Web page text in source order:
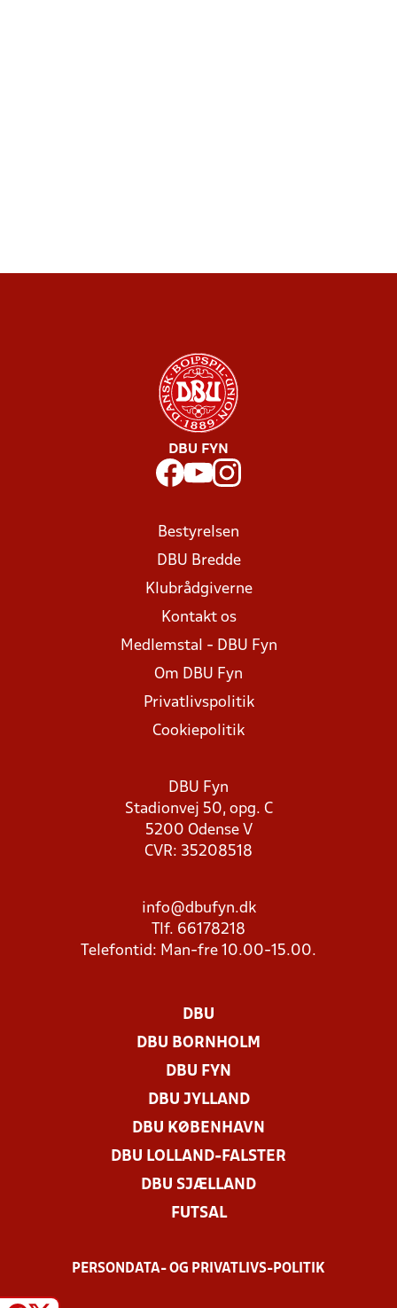
DBU FYN
Bestyrelsen
DBU Bredde
Klubrådgiverne
Kontakt os
Medlemstal - DBU Fyn
Om DBU Fyn
Privatlivspolitik
Cookiepolitik
DBU Fyn
Stadionvej 50, opg. C
5200 Odense V
CVR: 35208518
info@dbufyn.dk
Tlf. 66178218
Telefontid: Man-fre 10.00-15.00.
DBU
DBU BORNHOLM
DBU FYN
DBU JYLLAND
DBU KØBENHAVN
DBU LOLLAND-FALSTER
DBU SJÆLLAND
FUTSAL
PERSONDATA- OG PRIVATLIVS-POLITIK